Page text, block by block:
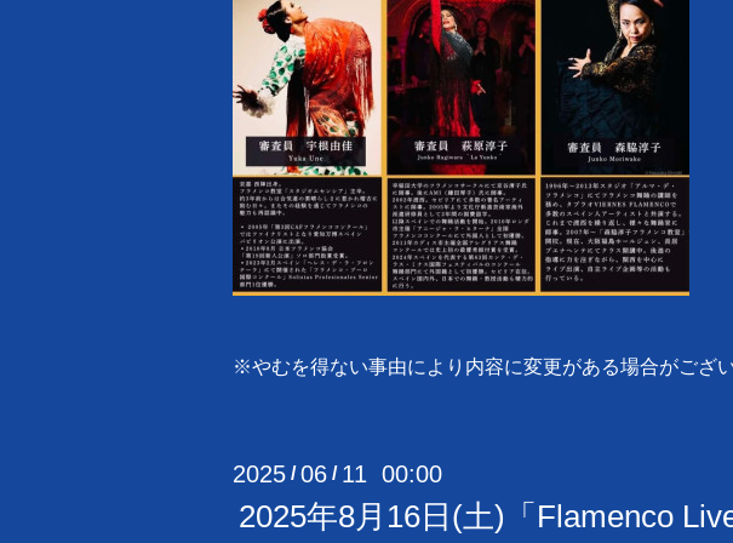
※やむを得ない事由により内容に変更がある場合がござ
2025 /06 / 11 00:00
2025年8月16日(土)「Flamenco